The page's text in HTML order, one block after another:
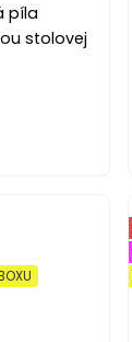
píla
stolovej